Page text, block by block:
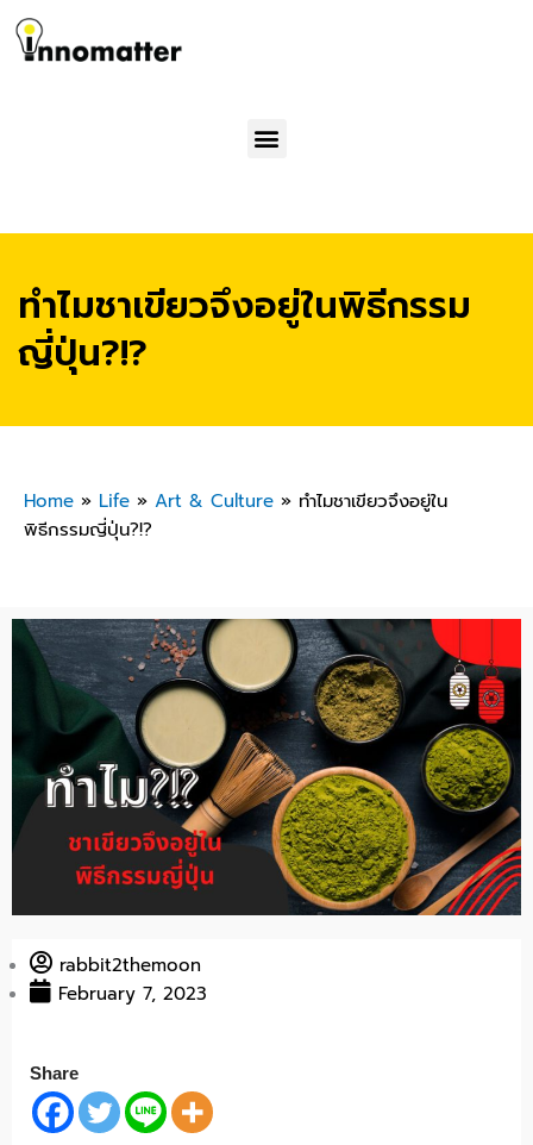
Menu
ทำไมชาเขียวจึงอยู่ในพิธีกรรม
ญี่ปุ่น?!?
Home » Life » Art & Culture » ทำไมชาเขียวจึงอยู่ใน
พิธีกรรมญี่ปุ่น?!?
rabbit2themoon
February 7, 2023
Share